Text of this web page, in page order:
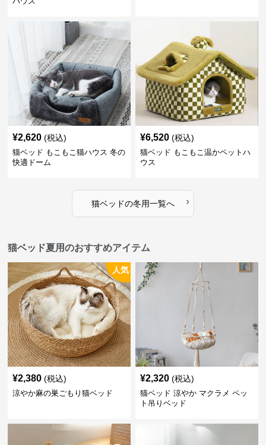
¥2,620 (税込)
猫ベッド もこもこ猫ハウス 冬の
快適ドーム
¥6,520 (税込)
猫ベッド もこもこ温かペットハ
ウス
猫ベッドの冬用一覧へ ›
猫ベッド夏用のおすすめアイテム
人気
¥2,380 (税込)
涼やか麻の巣ごもり猫ベッド
¥2,320 (税込)
猫ベッド 涼やか マクラメ ペッ
ト吊りベッド